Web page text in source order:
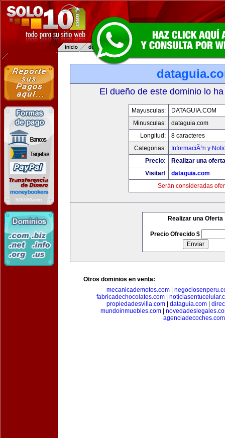
El dueño de este dominio lo
Mayusculas:
DATAGUIA.COM
Minusculas:
dataguia.com
Longitud:
8 caracteres
Categorias:
InformaciÃ³n y
Precio:
Realizar una
Visitar!
dataguia.com
Serán consideradas
Realizar una Oferta
Precio Ofrecido $
Otros dominios en venta:
mecanicademotos.com|
fabricadechocolates.com|
propiedadesvilla.com| dataguia.com|
mundoinmuebles.com
agenciadecoches.com